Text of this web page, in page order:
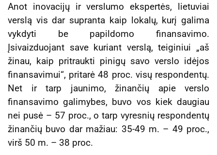
Anot inovacijų ir verslumo ekspertės, lietuviai
verslą vis dar supranta kaip lokalų, kurį galima
vykdyti be papildomo finansavimo.
Įsivaizduojant save kuriant verslą, teiginiui „aš
žinau, kaip pritraukti pinigų savo verslo idėjos
finansavimui“, pritarė 48 proc. visų respondentų.
Net ir tarp jaunimo, žinančių apie verslo
finansavimo galimybes, buvo vos kiek daugiau
nei pusė – 57 proc., o tarp vyresnių respondentų
žinančių buvo dar mažiau: 35-49 m. – 49 proc.,
virš 50 m. – 38 proc.